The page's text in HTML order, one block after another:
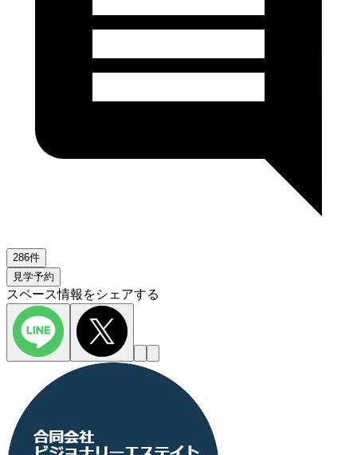
286件
見学予約
スペース情報をシェアする